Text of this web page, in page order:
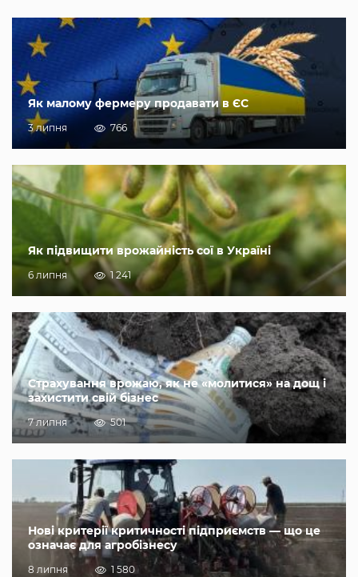
Як малому фермеру продавати в ЄС
3 липня 766
Як підвищити врожайність сої в Україні
6 липня 1 241
Страхування врожаю, як не «молитися» на дощ і
захистити свій бізнес
7 липня 501
Нові критерії критичності підприємств — що це
означає для агробізнесу
8 липня 1 580